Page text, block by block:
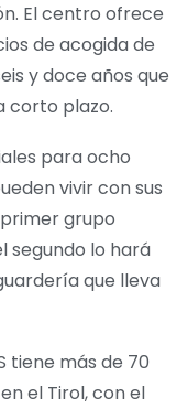
El centro ofrece
de acogida de
y doce años que
corto plazo.
para ocho
vivir con sus
grupo
segundo lo hará
que lleva
tiene más de 70
el Tirol, con el